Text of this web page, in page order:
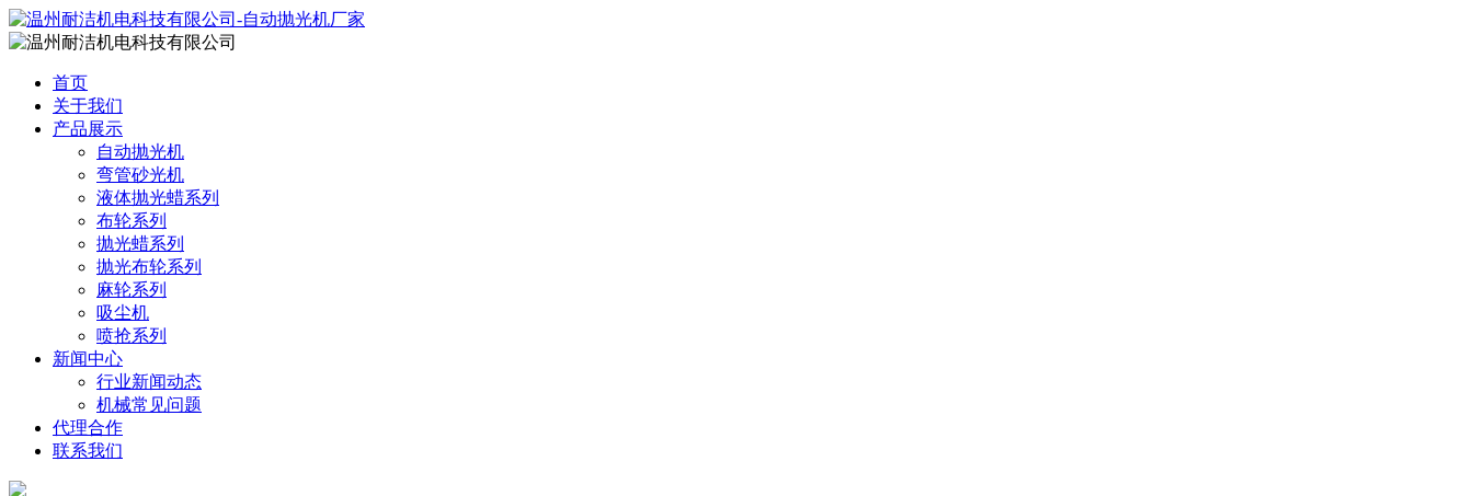
首页
关于我们
产品展示
自动抛光机
弯管砂光机
液体抛光蜡系列
布轮系列
抛光蜡系列
抛光布轮系列
麻轮系列
吸尘机
喷抢系列
新闻中心
行业新闻动态
机械常见问题
代理合作
联系我们